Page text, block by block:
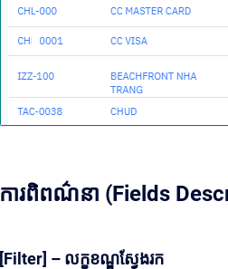
ការពិពណ៌នា (Fields
[Filter] – លក្ខខណ្ឌស្វែងរក